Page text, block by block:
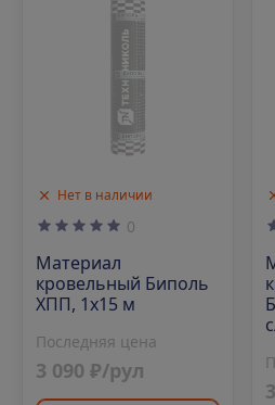
Нет в наличии
0
Материал
кровельный Биполь
ХПП, 1х15 м
Последняя цена
3 090 ₽/рул